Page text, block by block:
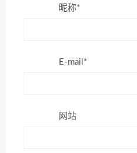
昵称*
E-mail*
网站